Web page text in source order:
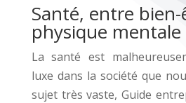
Santé, entre
physique mentale
La santé est
luxe dans la société que
sujet très vaste, Guide